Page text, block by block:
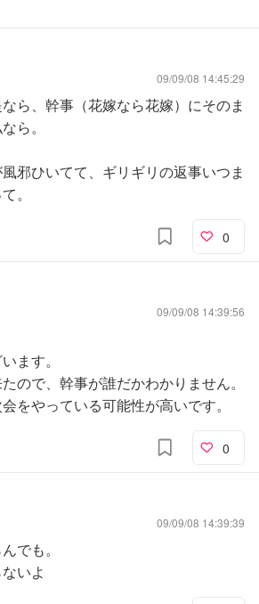
09/09/08 14:45:29
ら、幹事（花嫁なら花嫁）にそのま
ら。
邪ひいてて、ギリギリの返事いつま
。
0
09/09/08 14:39:56
ます。
ので、幹事が誰だかわかりません。
をやっている可能性が高いです。
0
09/09/08 14:39:39
でも。
いよ